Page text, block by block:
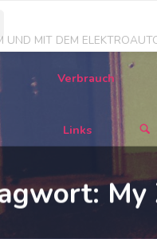
UND MIT DEM
Verbrauch
Links
My